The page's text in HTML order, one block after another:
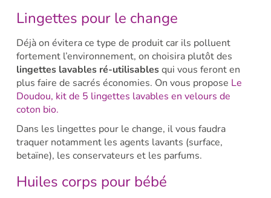
Lingettes pour le change
Déjà on évitera ce type de produit car ils polluent
fortement l’environnement, on choisira plutôt des
lingettes lavables ré-utilisablesqui vous feront en
plus faire de sacrés économies. On vous propose Le
Doudou, kit de 5 lingettes lavables en velours de
coton bio.
Dans les lingettes pour le change, il vous faudra
traquer notamment les agents lavants (surface,
betaïne), les conservateurs et les parfums.
Huiles corps pour bébé